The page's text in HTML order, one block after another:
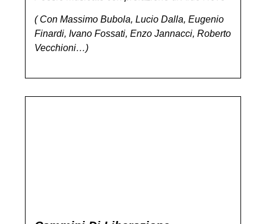
( Con Massimo Bubola, Lucio Dalla, Eugenio
Finardi, Ivano Fossati, Enzo Jannacci, Roberto
Vecchioni…)